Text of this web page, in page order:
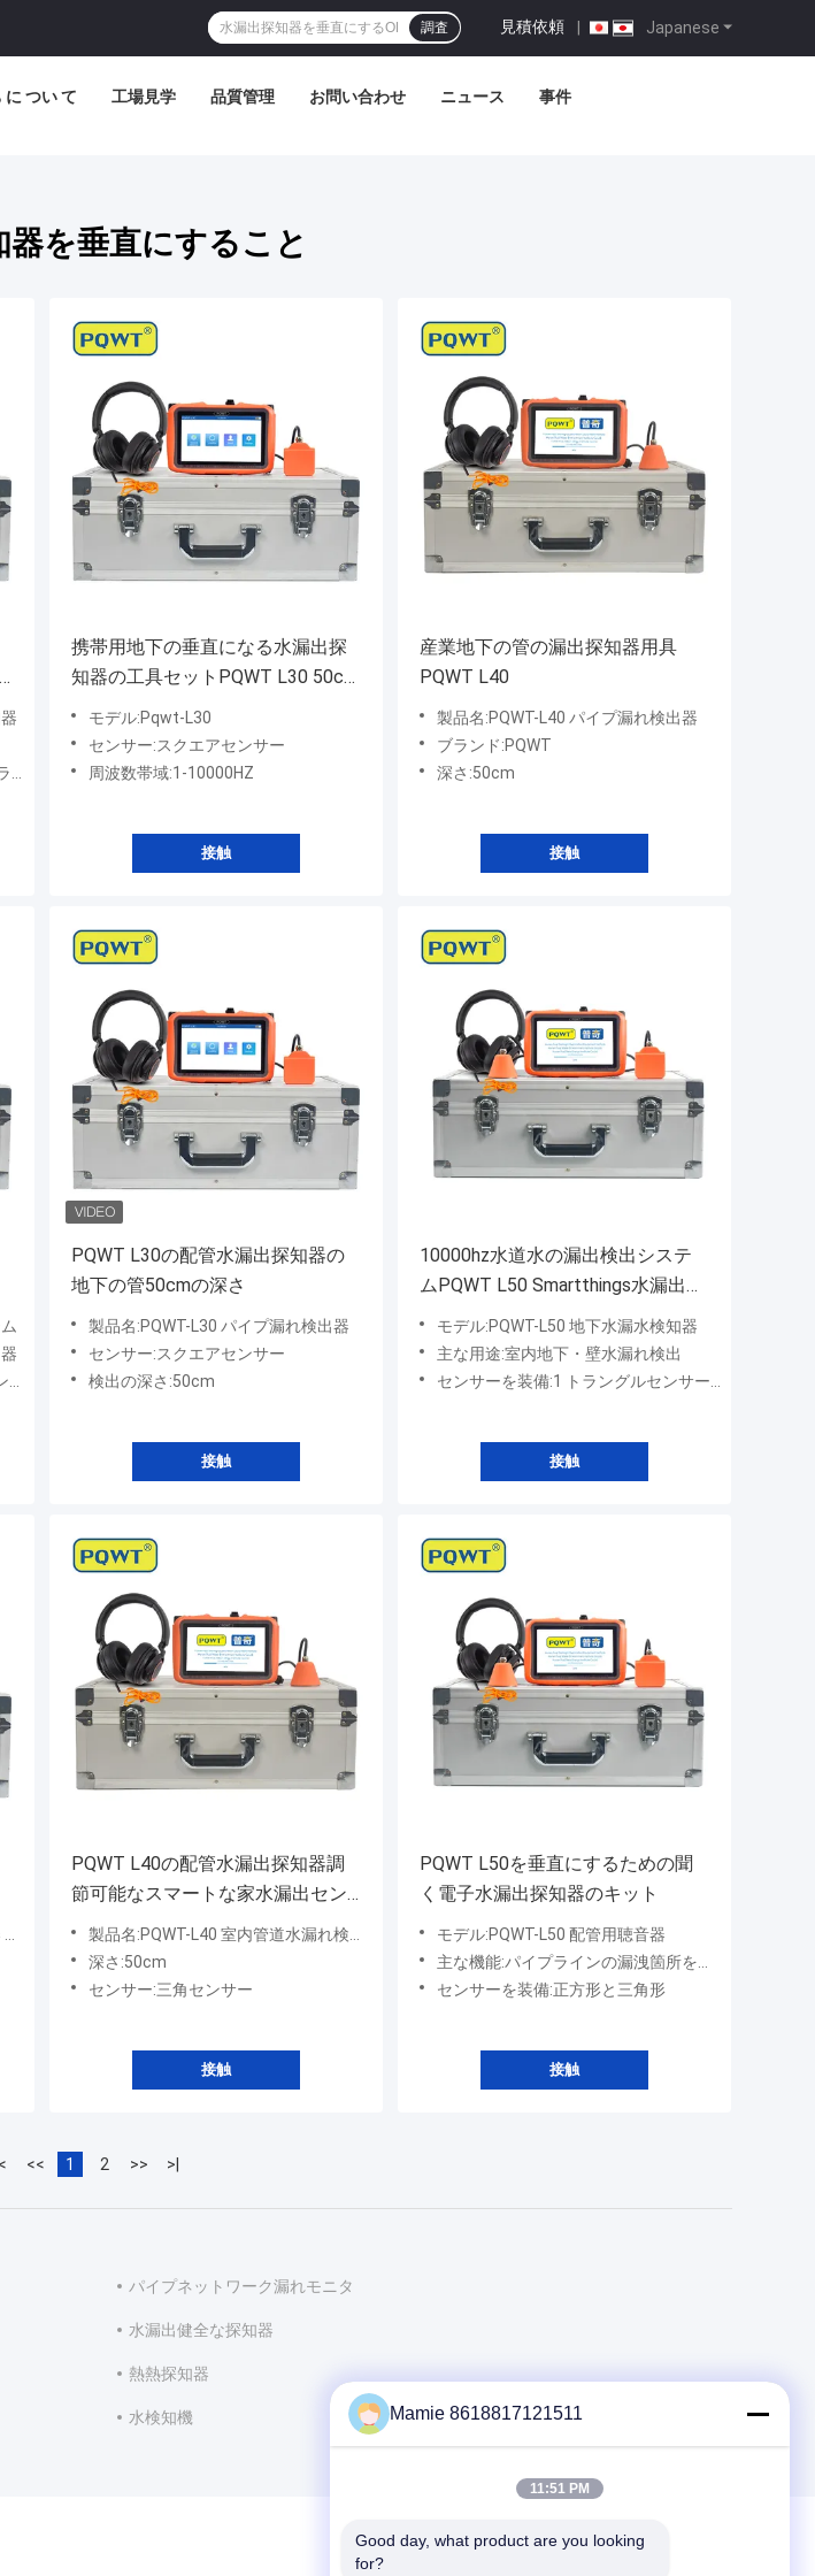
Japanese
見積依頼 |
調査
に つい て 工場見学 品質管理 お問い合わせ ニュース 事件
器を垂直にすること
携帯用地下の垂直になる水漏出探
知器の工具セットPQWT L30 50cm
の深さ
モデル:Pqwt-L30
センサー:スクエアセンサー
周波数帯域:1-10000HZ
接触
産業地下の管の漏出探知器用具
PQWT L40
製品名:PQWT-L40 パイプ漏れ検出器
ブランド:PQWT
深さ:50cm
接触
PQWT L30の配管水漏出探知器の
地下の管50cmの深さ
製品名:PQWT-L30 パイプ漏れ検出器
センサー:スクエアセンサー
検出の深さ:50cm
接触
10000hz水道水の漏出検出システ
ムPQWT L50 Smartthings水漏出セ
ンサー
モデル:PQWT-L50 地下水漏水検知器
主な用途:室内地下・壁水漏れ検出
センサーを装備:1 トラングルセンサー+ 1 スクエアセンサー
接触
PQWT L40の配管水漏出探知器調
節可能なスマートな家水漏出セン
サー10のレベル
製品名:PQWT-L40 室内管道水漏れ検出器
深さ:50cm
センサー:三角センサー
接触
PQWT L50を垂直にするための聞
く電子水漏出探知器のキット
モデル:PQWT-L50 配管用聴音器
主な機能:パイプラインの漏洩箇所を特定する
センサーを装備:正方形と三角形
接触
|< << 1 2 >> >|
パイプネットワーク漏れモニタ
水漏出健全な探知器
熱熱探知器
水検知機 Mamie 8618817121511
11:51 PM
Good day, what product are you looking
for?